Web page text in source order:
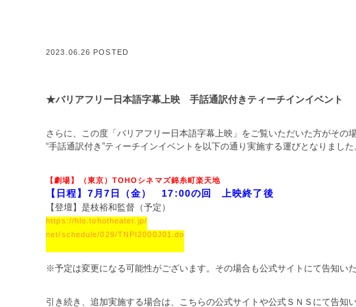
2023.06.26 POSTED
★バリアフリー日本語字幕上映 手話通訳付きティーチインイベント
さらに、この度「バリアフリー日本語字幕上映」をご覧いただいた方がその
“手話通訳付き”ティーチインイベントを以下の通り実施する運びとなりました
【劇場】（東京）TOHOシネマズ錦糸町楽天地
【日程】7月7日（金） 17:00の回 上映終了後
【登壇】是枝裕和監督（予定）
https://hlo.tohotheater.jp/
net/schedule/029/TNPI2000J01.do
※予定は変更になる可能性がございます。その場合も公式サイトにて告知いた
引き続き、追加実施する場合は、こちらの公式サイトや公式ＳＮＳにて告知い